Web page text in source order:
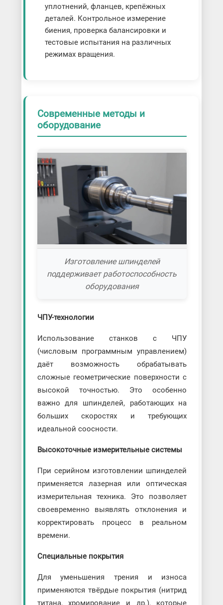
уплотнений, фланцев, крепёжных
деталей. Контрольное измерение
биения, проверка балансировки и
тестовые испытания на различных
режимах вращения.
Современные методы и
оборудование
Изготовление шпинделей
поддерживает работоспособность
оборудования
ЧПУ-технологии
Использование станков с ЧПУ
(числовым программным управлением)
даёт возможность обрабатывать
сложные геометрические поверхности с
высокой точностью. Это особенно
важно для шпинделей, работающих на
больших скоростях и требующих
идеальной соосности.
Высокоточные измерительные системы
При серийном изготовлении шпинделей
применяется лазерная или оптическая
измерительная техника. Это позволяет
своевременно выявлять отклонения и
корректировать процесс в реальном
времени.
Специальные покрытия
Для уменьшения трения и износа
применяются твёрдые покрытия (нитрид
титана, хромирование и др.), которые